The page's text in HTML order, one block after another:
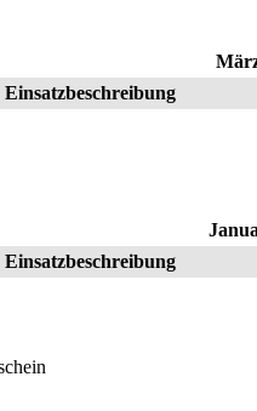
Einsatzbeschreibung
Einsatzbeschreibung